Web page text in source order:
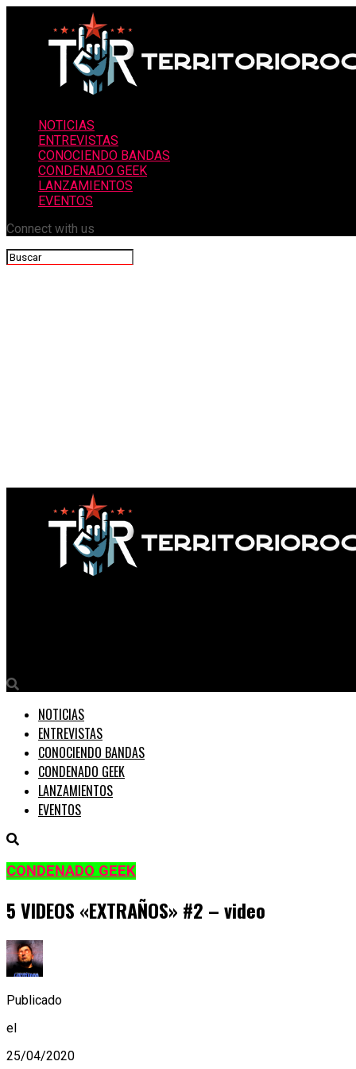
NOTICIAS
ENTREVISTAS
CONOCIENDO BANDAS
CONDENADO GEEK
LANZAMIENTOS
EVENTOS
Connect with us
NOTICIAS
ENTREVISTAS
CONOCIENDO BANDAS
CONDENADO GEEK
LANZAMIENTOS
EVENTOS
CONDENADO GEEK
5 VIDEOS «EXTRAÑOS» #2 – video
Publicado
el
25/04/2020